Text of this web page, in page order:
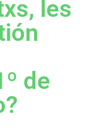
les
de